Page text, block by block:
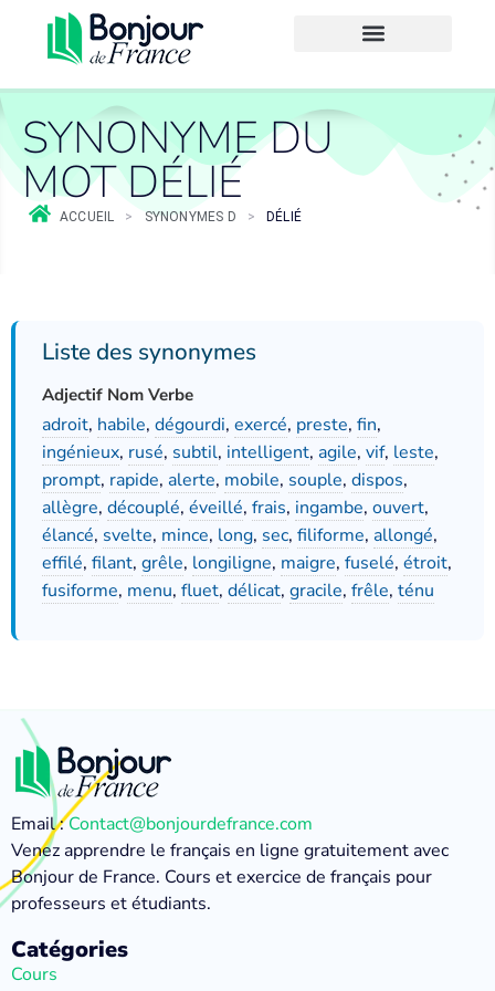
SYNONYME DU
MOT DÉLIÉ
ACCUEIL > SYNONYMES D > DÉLIÉ
Liste des synonymes
Adjectif Nom Verbe
adroit, habile, dégourdi, exercé, preste, fin,
ingénieux, rusé, subtil, intelligent, agile, vif, leste,
prompt, rapide, alerte, mobile, souple, dispos,
allègre, découplé, éveillé, frais, ingambe, ouvert,
élancé, svelte, mince, long, sec, filiforme, allongé,
effilé, filant, grêle, longiligne, maigre, fuselé, étroit,
fusiforme, menu, fluet, délicat, gracile, frêle, ténu
Email :Contact@bonjourdefrance.com
Venez apprendre le français en ligne gratuitement avec
Bonjour de France. Cours et exercice de français pour
professeurs et étudiants.
Catégories
Cours